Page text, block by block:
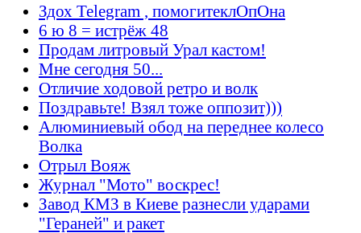
Здох Telegram , помогитеклОпОна
6 ю 8 = истрёж 48
Продам литровый Урал кастом!
Мне сегодня 50...
Отличие ходовой ретро и волк
Поздравьте! Взял тоже оппозит)))
Алюминиевый обод на переднее колесо
Волка
Отрыл Вояж
Журнал "Мото" воскрес!
Завод КМЗ в Киеве разнесли ударами
"Гераней" и ракет